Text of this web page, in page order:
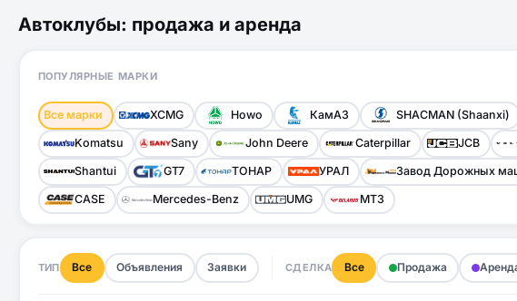
Автоклубы: продажа и аренда
ПОПУЛЯРНЫЕ МАРКИ
Все марки XCMG Howo КамАЗ SHACMAN (Shaanxi)
Komatsu Sany John Deere Caterpillar JCB
Shantui GT7 ТОНАР УРАЛ Завод Дорожных
CASE Mercedes-Benz UMG МТЗ
ТИП Все Объявления Заявки СДЕЛКА Все Продажа